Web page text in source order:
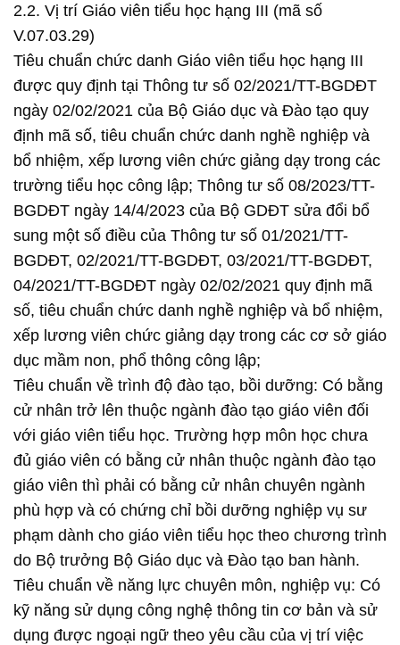
2.2. Vị trí Giáo viên tiểu học hạng III (mã số
V.07.03.29)
Tiêu chuẩn chức danh Giáo viên tiểu học hạng III
được quy định tại Thông tư số 02/2021/TT-BGDĐT
ngày 02/02/2021 của Bộ Giáo dục và Đào tạo quy
định mã số, tiêu chuẩn chức danh nghề nghiệp và
bổ nhiệm, xếp lương viên chức giảng dạy trong các
trường tiểu học công lập; Thông tư số 08/2023/TT-
BGDĐT ngày 14/4/2023 của Bộ GDĐT sửa đổi bổ
sung một số điều của Thông tư số 01/2021/TT-
BGDĐT, 02/2021/TT-BGDĐT, 03/2021/TT-BGDĐT,
04/2021/TT-BGDĐT ngày 02/02/2021 quy định mã
số, tiêu chuẩn chức danh nghề nghiệp và bổ nhiệm,
xếp lương viên chức giảng dạy trong các cơ sở giáo
dục mầm non, phổ thông công lập;
Tiêu chuẩn về trình độ đào tạo, bồi dưỡng: Có bằng
cử nhân trở lên thuộc ngành đào tạo giáo viên đối
với giáo viên tiểu học. Trường hợp môn học chưa
đủ giáo viên có bằng cử nhân thuộc ngành đào tạo
giáo viên thì phải có bằng cử nhân chuyên ngành
phù hợp và có chứng chỉ bồi dưỡng nghiệp vụ sư
phạm dành cho giáo viên tiểu học theo chương trình
do Bộ trưởng Bộ Giáo dục và Đào tạo ban hành.
Tiêu chuẩn về năng lực chuyên môn, nghiệp vụ: Có
kỹ năng sử dụng công nghệ thông tin cơ bản và sử
dụng được ngoại ngữ theo yêu cầu của vị trí việc